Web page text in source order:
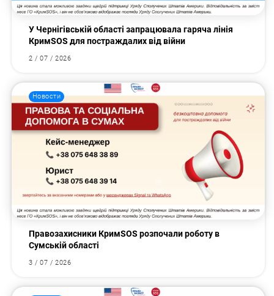
У Чернігівській області запрацювала гаряча лінія
КримSOS для постраждалих від війни
2 / 07 / 2026
Новости
Правозахисники КримSOS розпочали роботу в
Сумській області
3 / 07 / 2026